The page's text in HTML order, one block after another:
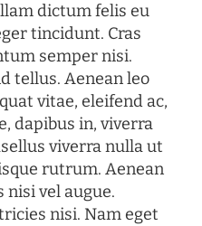
dictum felis eu
tincidunt. Cras
semper nisi.
tellus. Aenean leo
vitae, eleifend ac,
dapibus in, viverra
viverra nulla ut
rutrum. Aenean
vel augue.
nisi. Nam eget